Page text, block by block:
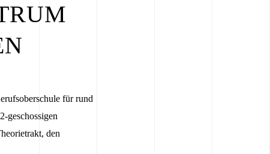
für rund
geschossigen
den